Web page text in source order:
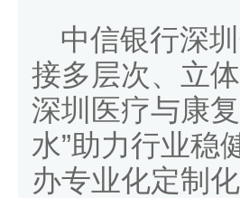
中信银行深
接多层次、立
深圳医疗与康
水”助力行业稳
办专业化定制